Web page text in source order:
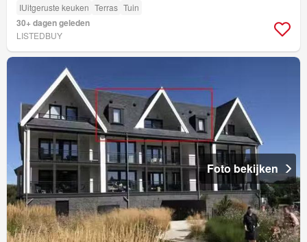
IUitgeruste keuken Terras Tuin
30+ dagen geleden
LISTEDBUY
Foto bekijken